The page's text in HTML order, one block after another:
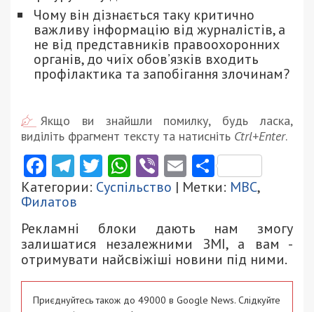
Чому він дізнається таку критично
важливу інформацію від журналістів, а
не від представників правоохоронних
органів, до чиїх обов’язків входить
профілактика та запобігання злочинам?
Якщо ви знайшли помилку, будь ласка,
виділіть фрагмент тексту та натисніть Ctrl+Enter.
Facebook
Telegram
Twitter
WhatsApp
ViberEmail
Категории: Суспільство | Метки: МВС,
Филатов
Рекламні блоки дають нам змогу
залишатися незалежними ЗМІ, а вам -
отримувати найсвіжіші новини під ними.
Приєднуйтесь також до 49000 в Google News. Слідкуйте